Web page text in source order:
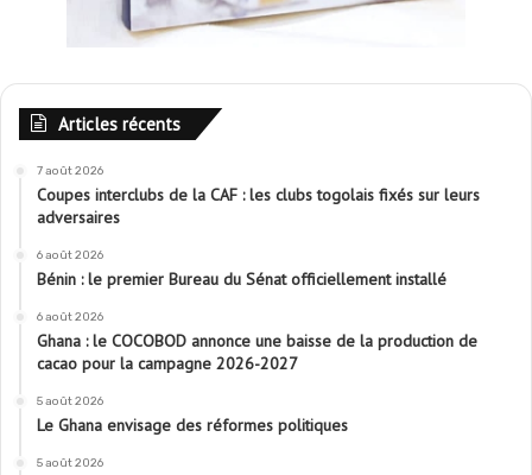
Articles récents
7 août 2026
Coupes interclubs de la CAF : les clubs togolais fixés sur leurs
adversaires
6 août 2026
Bénin : le premier Bureau du Sénat officiellement installé
6 août 2026
Ghana : le COCOBOD annonce une baisse de la production de
cacao pour la campagne 2026-2027
5 août 2026
Le Ghana envisage des réformes politiques
5 août 2026